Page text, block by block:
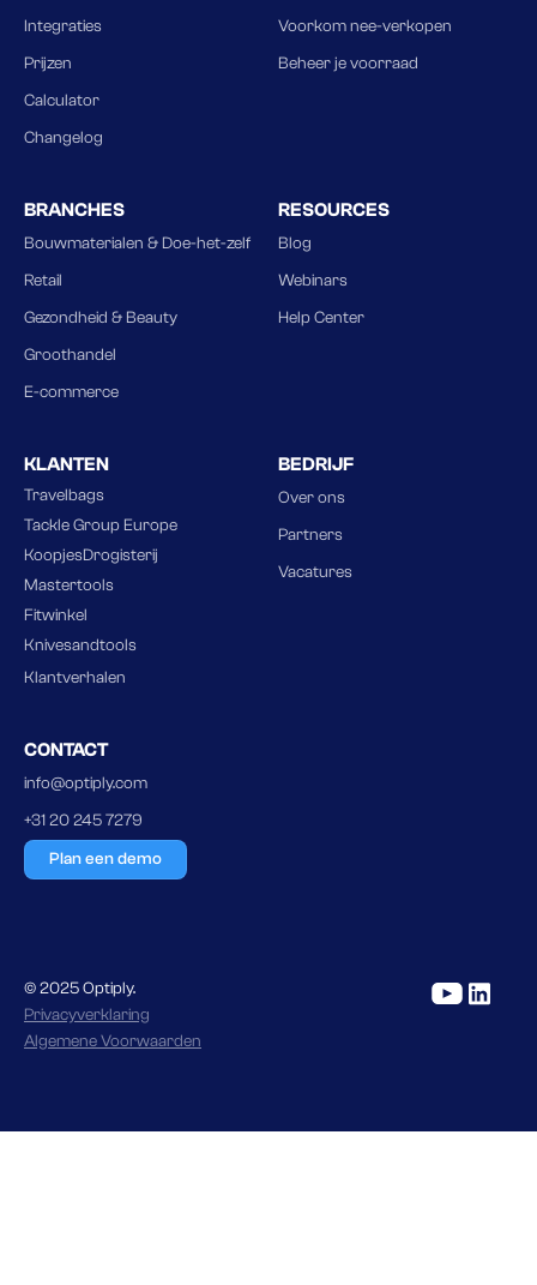
Integraties
Prijzen
Calculator
Changelog
Voorkom nee-verkopen
Beheer je voorraad
BRANCHES
Bouwmaterialen & Doe-het-zelf
Retail
Gezondheid & Beauty
Groothandel
E-commerce
RESOURCES
Blog
Webinars
Help Center
KLANTEN
Travelbags
Tackle Group Europe
KoopjesDrogisterij
Mastertools
Fitwinkel
Knivesandtools
Klantverhalen
BEDRIJF
Over ons
Partners
Vacatures
CONTACT
info@optiply.com
+31 20 245 7279
Plan een demo
© 2025 Optiply.
Privacyverklaring
Algemene Voorwaarden